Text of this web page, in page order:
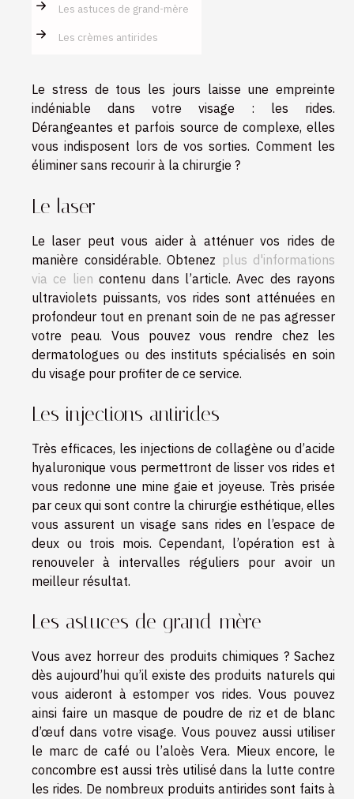
Les astuces de grand-mère
Les crèmes antirides
Le stress de tous les jours laisse une empreinte
indéniable dans votre visage : les rides.
Dérangeantes et parfois source de complexe, elles
vous indisposent lors de vos sorties. Comment les
éliminer sans recourir à la chirurgie ?
Le laser
Le laser peut vous aider à atténuer vos rides de
manière considérable. Obtenez plus d'informations
via ce lien contenu dans l’article. Avec des rayons
ultraviolets puissants, vos rides sont atténuées en
profondeur tout en prenant soin de ne pas agresser
votre peau. Vous pouvez vous rendre chez les
dermatologues ou des instituts spécialisés en soin
du visage pour profiter de ce service.
Les injections antirides
Très efficaces, les injections de collagène ou d’acide
hyaluronique vous permettront de lisser vos rides et
vous redonne une mine gaie et joyeuse. Très prisée
par ceux qui sont contre la chirurgie esthétique, elles
vous assurent un visage sans rides en l’espace de
deux ou trois mois. Cependant, l’opération est à
renouveler à intervalles réguliers pour avoir un
meilleur résultat.
Les astuces de grand-mère
Vous avez horreur des produits chimiques ? Sachez
dès aujourd’hui qu’il existe des produits naturels qui
vous aideront à estomper vos rides. Vous pouvez
ainsi faire un masque de poudre de riz et de blanc
d’œuf dans votre visage. Vous pouvez aussi utiliser
le marc de café ou l’aloès Vera. Mieux encore, le
concombre est aussi très utilisé dans la lutte contre
les rides. De nombreux produits antirides sont faits à